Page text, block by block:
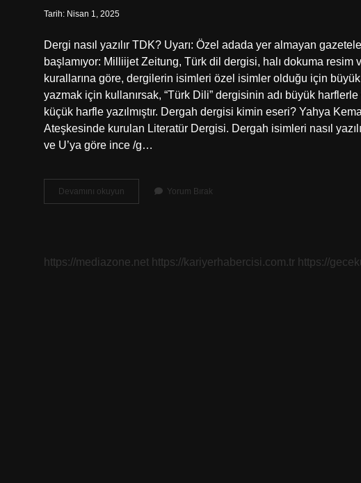
Tarih: Nisan 1, 2025
Dergi nasıl yazılır TDK? Uyarı: Özel adada yer almayan
başlamıyor: Milliijet Zeitung, Türk dil dergisi, halı dokuma resim
kurallarına göre, dergilerin isimleri özel isimler olduğu için büyük
yazmak için kullanırsak, “Türk Dili” dergisinin adı büyük
küçük harfle yazılmıştır. Dergah dergisi kimin eseri? Yahya
Ateşkesinde kurulan Literatür Dergisi. Dergah isimleri nasıl
ve U’ya göre ince /g…
Devamını okuyun
Dergisi
Yorum Bırak
https://mediazone.net https://kariyerhabercisi.com.tr https://